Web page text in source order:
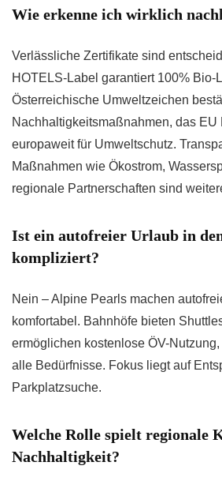
Wie erkenne ich wirklich
Verlässliche Zertifikate sind
HOTELS-Label garantiert 100% Bio-
Österreichische Umweltzeichen
Nachhaltigkeitsmaßnahmen, das EU
europaweit für Umweltschutz.
Maßnahmen wie Ökostrom,
regionale Partnerschaften sind
Ist ein autofreier Urlaub in
kompliziert?
Nein – Alpine Pearls machen
komfortabel. Bahnhöfe bieten
ermöglichen kostenlose ÖV-
alle Bedürfnisse. Fokus liegt auf
Parkplatzsuche.
Welche Rolle spielt regionale
Nachhaltigkeit?